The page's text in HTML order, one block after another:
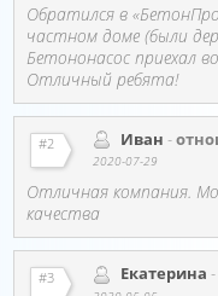
Обратился в
частном доме (были
Бетононасос приехал
Отличный ребята!
#2 Иван -
2020-07-29
Отличная компания.
качества
#3 Екатерина -